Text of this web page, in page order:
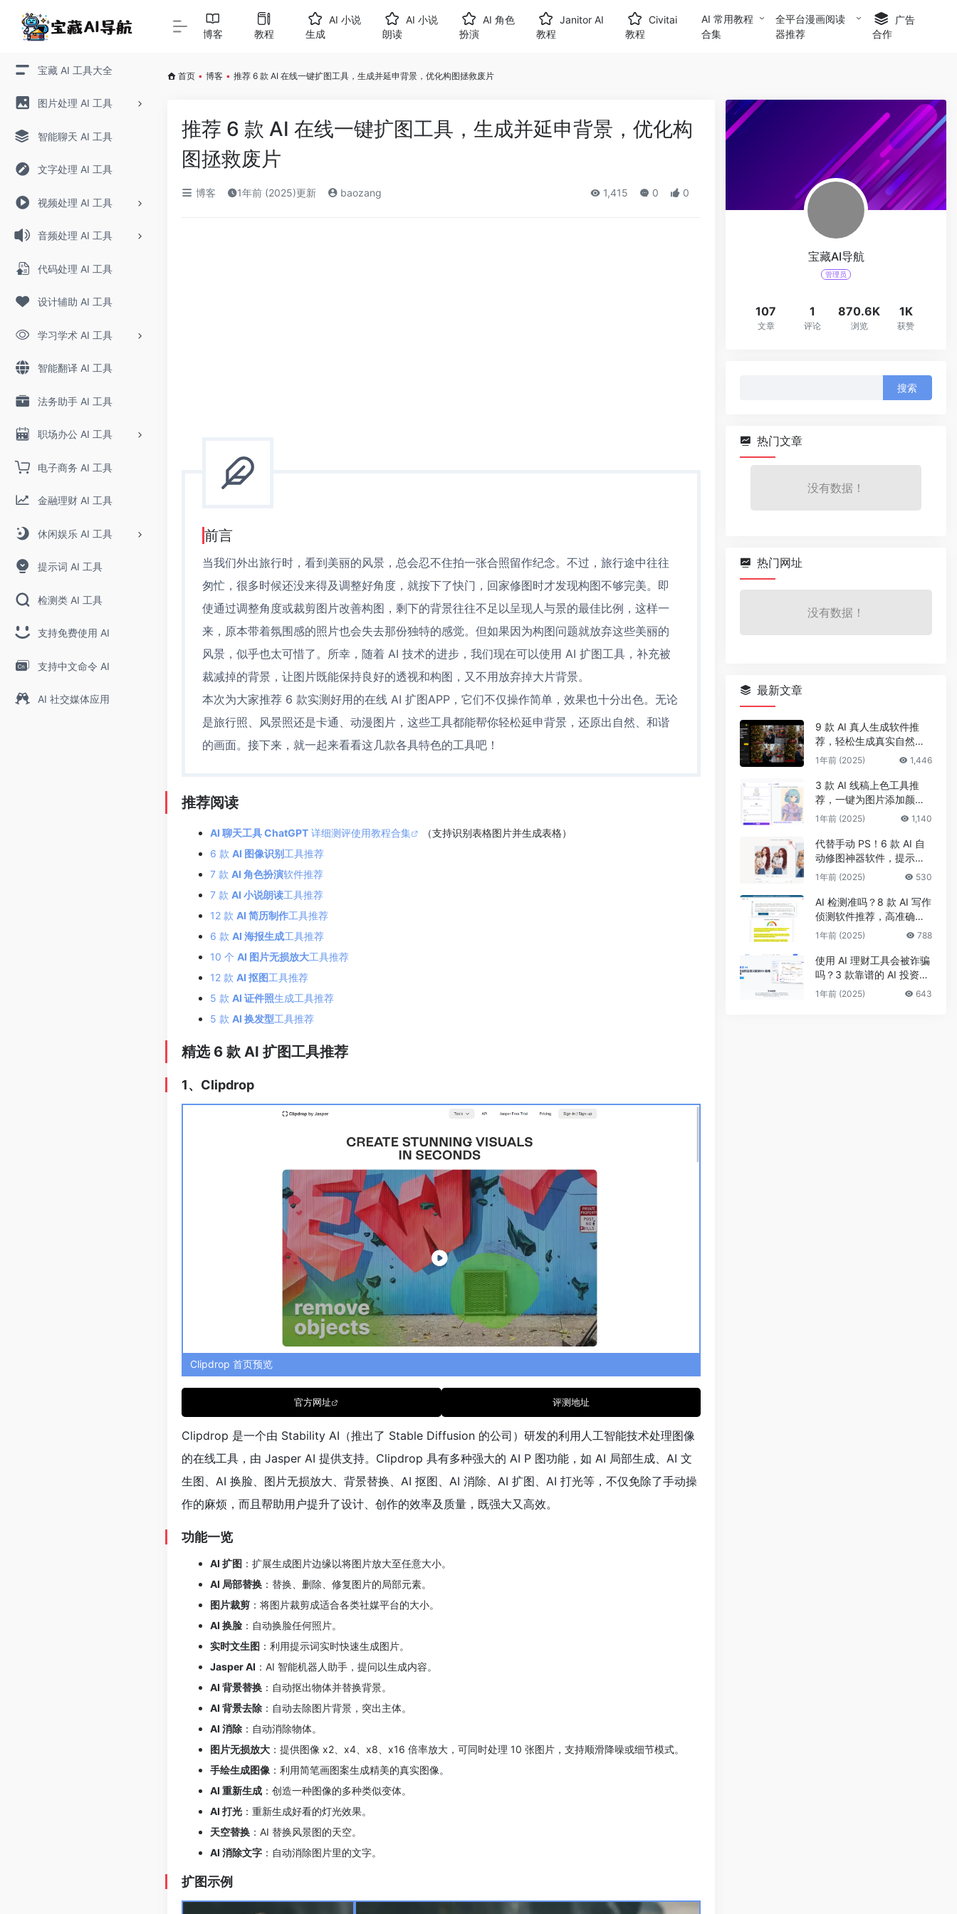
宝藏 AI 工具大全
图片处理 AI 工具
智能聊天 AI 工具
文字处理 AI 工具
视频处理 AI 工具
音频处理 AI 工具
代码处理 AI 工具
设计辅助 AI 工具
学习学术 AI 工具
智能翻译 AI 工具
法务助手 AI 工具
职场办公 AI 工具
电子商务 AI 工具
金融理财 AI 工具
休闲娱乐 AI 工具
提示词 AI 工具
检测类 AI 工具
支持免费使用 AI
支持中文命令 AI
AI 社交媒体应用
博客 教程
AI 小说
生成
AI 小说
朗读
AI 角色
扮演
Janitor AI
教程
Civitai
教程
AI 常用教程
合集
全平台漫画阅读
器推荐
广告
合作
首页 • 博客 • 推荐 6 款 AI 在线一键扩图工具，生成并延申背景，优化构图拯救废片
推荐 6 款 AI 在线一键扩图工具，生成并延申背景，优化构
图拯救废片
博客 1年前 (2025)更新 baozang 1,415 0 0
前言
当我们外出旅行时，看到美丽的风景，总会忍不住拍一张合照留作纪念。不过，旅行途中往往
匆忙，很多时候还没来得及调整好角度，就按下了快门，回家修图时才发现构图不够完美。即
使通过调整角度或裁剪图片改善构图，剩下的背景往往不足以呈现人与景的最佳比例，这样一
来，原本带着氛围感的照片也会失去那份独特的感觉。但如果因为构图问题就放弃这些美丽的
风景，似乎也太可惜了。所幸，随着 AI 技术的进步，我们现在可以使用 AI 扩图工具，补充被
裁减掉的背景，让图片既能保持良好的透视和构图，又不用放弃掉大片背景。
本次为大家推荐 6 款实测好用的在线 AI 扩图APP，它们不仅操作简单，效果也十分出色。无论
是旅行照、风景照还是卡通、动漫图片，这些工具都能帮你轻松延申背景，还原出自然、和谐
的画面。接下来，就一起来看看这几款各具特色的工具吧！
推荐阅读
AI 聊天工具 ChatGPT 详细测评使用教程合集
（支持识别表格图片并生成表格）
6 款 AI 图像识别工具推荐
7 款 AI 角色扮演软件推荐
7 款 AI 小说朗读工具推荐
12 款 AI 简历制作工具推荐
6 款 AI 海报生成工具推荐
10 个 AI 图片无损放大工具推荐
12 款 AI 抠图工具推荐
5 款 AI 证件照生成工具推荐
5 款 AI 换发型工具推荐
精选 6 款 AI 扩图工具推荐
1、Clipdrop
Clipdrop 首页预览
官方网址 评测地址
Clipdrop 是一个由 Stability AI（推出了 Stable Diffusion 的公司）研发的利用人工智能技术处理图像
的在线工具，由 Jasper AI 提供支持。Clipdrop 具有多种强大的 AI P 图功能，如 AI 局部生成、AI 文
生图、AI 换脸、图片无损放大、背景替换、AI 抠图、AI 消除、AI 扩图、AI 打光等，不仅免除了手动操
作的麻烦，而且帮助用户提升了设计、创作的效率及质量，既强大又高效。
功能一览
AI 扩图 ：扩展生成图片边缘以将图片放大至任意大小。
AI 局部替换 ：替换、删除、修复图片的局部元素。
图片裁剪 ：将图片裁剪成适合各类社媒平台的大小。
AI 换脸 ：自动换脸任何照片。
实时文生图 ：利用提示词实时快速生成图片。
Jasper AI ：AI 智能机器人助手，提问以生成内容。
AI 背景替换 ：自动抠出物体并替换背景。
AI 背景去除 ：自动去除图片背景，突出主体。
AI 消除 ：自动消除物体。
图片无损放大 ：提供图像 x2、x4、x8、x16 倍率放大，可同时处理 10 张图片，支持顺滑降噪或细节模式。
手绘生成图像 ：利用简笔画图案生成精美的真实图像。
AI 重新生成 ：创造一种图像的多种类似变体。
AI 打光 ：重新生成好看的灯光效果。
天空替换 ：AI 替换风景图的天空。
AI 消除文字 ：自动消除图片里的文字。
扩图示例
宝藏AI导航
管理员
107
文章
1
评论
870.6K
浏览
1K
获赞
热门文章
没有数据！
热门网址
没有数据！
最新文章
9 款 AI 真人生成软件推
荐，轻松生成真实自然的
真人头像和照片
1年前 (2025) 1,446
3 款 AI 线稿上色工具推
荐，一键为图片添加颜
色、改配色
1年前 (2025) 1,140
代替手动 PS！6 款 AI 自
动修图神器软件，提示词
一键修面部、头发及背景
1年前 (2025) 530
AI 检测准吗？8 款 AI 写作
侦测软件推荐，高准确率
检测 AI 生成及抄袭内容
1年前 (2025) 788
使用 AI 理财工具会被诈骗
吗？3 款靠谱的 AI 投资理
财工具推荐，手把手带你
1年前 (2025) 643